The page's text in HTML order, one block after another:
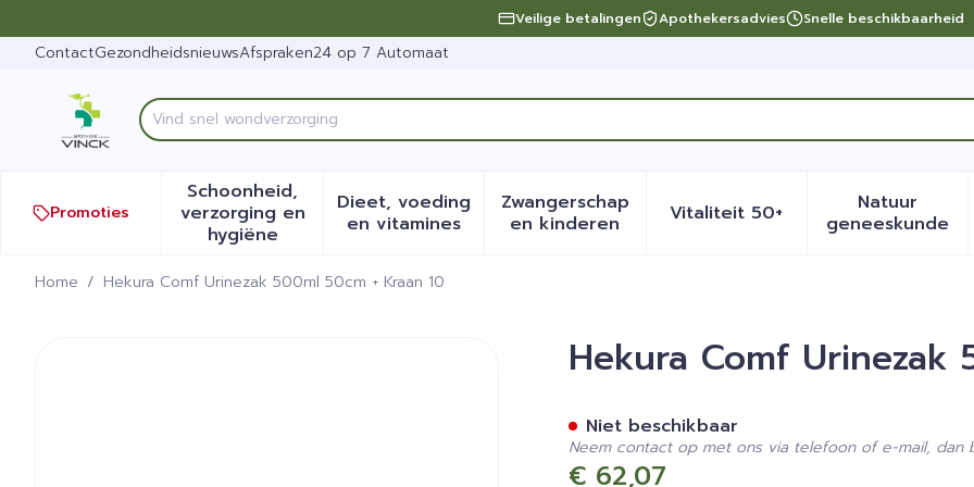
Veilige betalingen Apothekersadvies Snelle beschikbaarheid
ContactGezondheidsnieuwsAfspraken24 op 7 Automaat
Product, merk, categorie...
Promoties
Schoonheid,
verzorging en
hygiëneToon submenu voor Schoonheid, verzorging en hygiëne categorie
Dieet, voeding
en vitamines
Toon submenu voor Dieet, voeding en vitamines categorie
Zwangerschap
en kinderenToon submenu voor Zwangerschap en
Vitaliteit 50+Toon submenu voor
Natuur
geneeskunde
Toon
Home / Hekura Comf Urinezak 500ml 50cm + Kraan 10
Hekura Comf Urinezak 500ml 50cm + Kraan 10
Hekura Comf Urinezak
€ 62,07
Niet beschikbaar
Neem contact op met ons via telefoon of e-mail, dan